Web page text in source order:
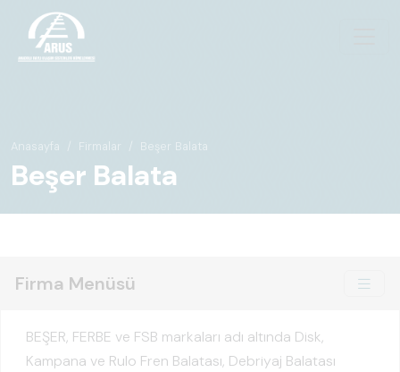
Anasayfa Firmalar Beşer Balata
Beşer Balata
Firma Menüsü
BEŞER, FERBE ve FSB markaları adı altında Disk,
Kampana ve Rulo Fren Balatası, Debriyaj Balatası